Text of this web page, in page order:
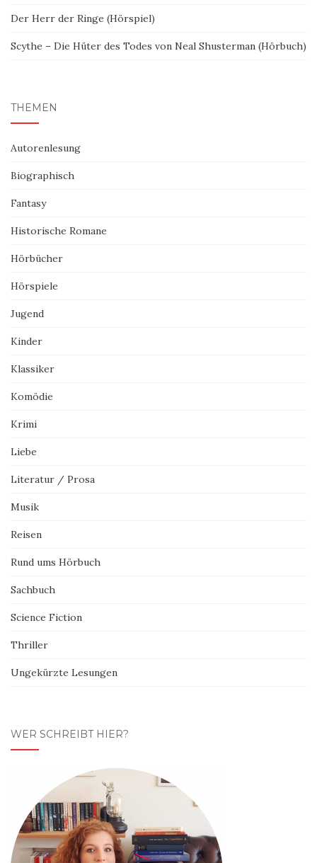
Der Herr der Ringe (Hörspiel)
Scythe – Die Hüter des Todes von Neal Shusterman (Hörbuch)
THEMEN
Autorenlesung
Biographisch
Fantasy
Historische Romane
Hörbücher
Hörspiele
Jugend
Kinder
Klassiker
Komödie
Krimi
Liebe
Literatur / Prosa
Musik
Reisen
Rund ums Hörbuch
Sachbuch
Science Fiction
Thriller
Ungekürzte Lesungen
WER SCHREIBT HIER?